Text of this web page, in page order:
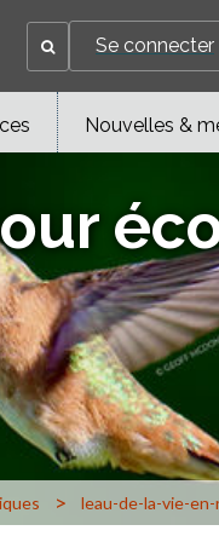
Se connecter
Nouvelles &
> leau-de-la-vie-